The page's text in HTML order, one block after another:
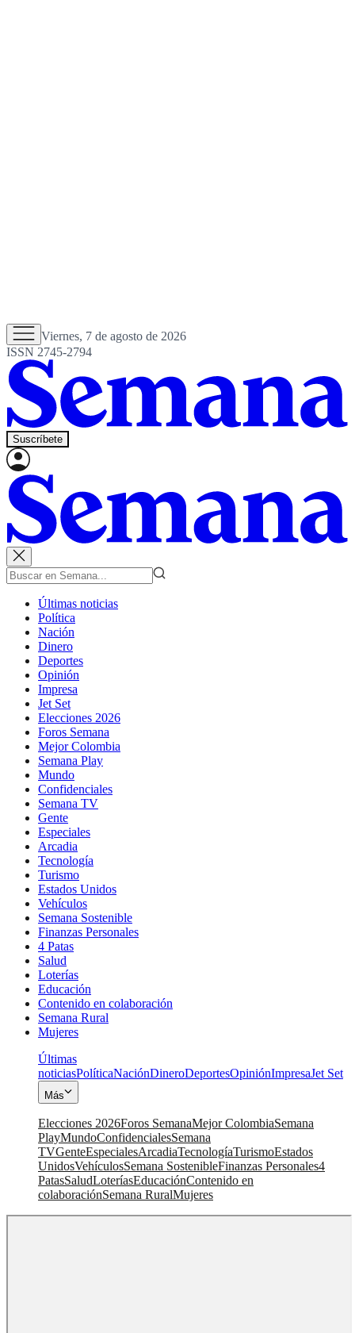
Viernes, 7 de agosto de 2026
ISSN 2745-2794
Suscríbete
Últimas noticias
Política
Nación
Dinero
Deportes
Opinión
Impresa
Jet Set
Elecciones 2026
Foros Semana
Mejor Colombia
Semana Play
Mundo
Confidenciales
Semana TV
Gente
Especiales
Arcadia
Tecnología
Turismo
Estados Unidos
Vehículos
Semana Sostenible
Finanzas Personales
4 Patas
Salud
Loterías
Educación
Contenido en colaboración
Semana Rural
Mujeres
Últimas
noticiasPolíticaNaciónDineroDeportesOpiniónImpresaJet Set
Más
Elecciones 2026Foros SemanaMejor ColombiaSemana
PlayMundoConfidencialesSemana
TVGenteEspecialesArcadiaTecnologíaTurismoEstados
UnidosVehículosSemana SostenibleFinanzas Personales4
PatasSaludLoteríasEducaciónContenido en
colaboraciónSemana RuralMujeres